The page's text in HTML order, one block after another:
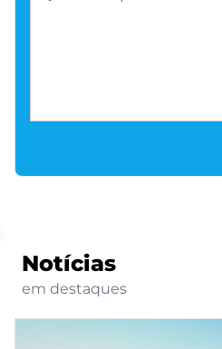
Notícias
em destaques